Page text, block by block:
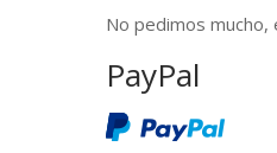
No pedimos mucho,
PayPal